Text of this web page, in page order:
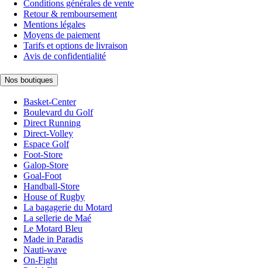
Conditions générales de vente
Retour & remboursement
Mentions légales
Moyens de paiement
Tarifs et options de livraison
Avis de confidentialité
Nos boutiques
Basket-Center
Boulevard du Golf
Direct Running
Direct-Volley
Espace Golf
Foot-Store
Galop-Store
Goal-Foot
Handball-Store
House of Rugby
La bagagerie du Motard
La sellerie de Maé
Le Motard Bleu
Made in Paradis
Nauti-wave
On-Fight